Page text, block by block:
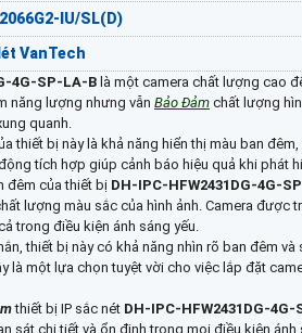
IU/SL(D)
VanTech
4G-SP-LA-B là một camera chất lượng cao
năng lượng nhưng vẫn Bảo Đảm chất lượng
quanh.
thiết bị này là khả năng hiển thị màu ban
tích hợp giúp cảnh báo hiệu quả khi phát
đêm của thiết bị DH-IPC-HFW2431DG-4G-
lượng màu sắc của hình ảnh. Camera được
trong điều kiện ánh sáng yếu.
thiết bị này có khả năng nhìn rõ ban đêm
là một lựa chọn tuyệt vời cho việc lắp đặt
thiết bị IP sắc nét DH-IPC-HFW2431DG-4G-
sát chi tiết và ổn định trong mọi điều kiện